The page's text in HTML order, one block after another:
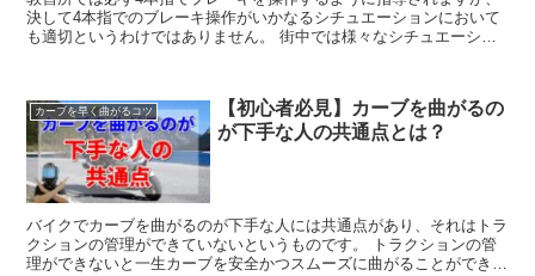
決して4本指でのブレーキ操作がいかなるシチュエーションにおいて
も適切というわけではありません。 街中では様々なシチュエーショ
るべき知識だと思います。
カーブを早く曲がるコツ
【初心者必見】カーブを曲がるの
が下手な人の共通点とは？
バイクでカーブを曲がるのが下手な人には共通点があり、それはトラ
クションの管理ができていないというものです。 トラクションの管
理ができないと一生カーブを安全かつスムーズに曲がることができな